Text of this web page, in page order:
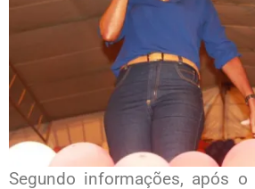
Segundo informações, após